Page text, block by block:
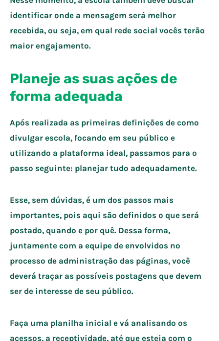
identificar onde a mensagem será melhor
recebida, ou seja, em qual rede social vocês terão
maior engajamento.
Planeje as suas ações de
forma adequada
Após realizada as primeiras definições de como
divulgar escola, focando em seu público e
utilizando a plataforma ideal, passamos para o
passo seguinte: planejar tudo adequadamente.
Esse, sem dúvidas, é um dos passos mais
importantes, pois aqui são definidos o que será
postado, quando e por quê. Dessa forma,
juntamente com a equipe de envolvidos no
processo de administração das páginas, você
deverá traçar as possíveis postagens que devem
ser de interesse de seu público.
Faça uma planilha inicial e vá analisando os
acessos, a receptividade, até que esteja com o